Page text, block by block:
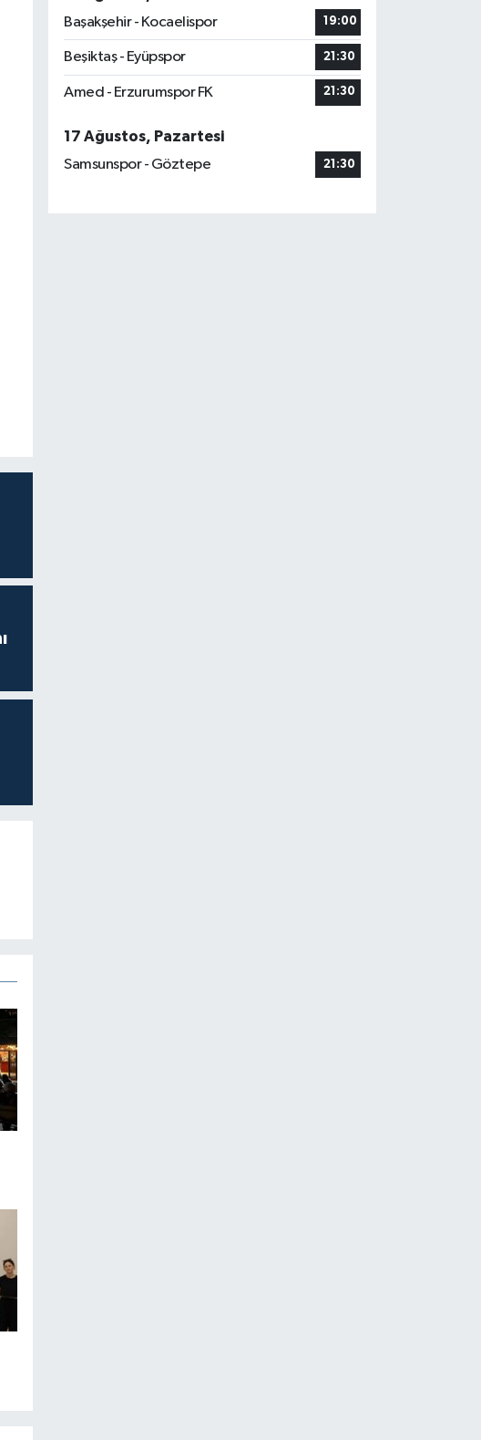
Başakşehir - Kocaelispor
19:00
Beşiktaş - Eyüpspor 21:30
Amed - Erzurumspor FK 21:30
17 Ağustos, Pazartesi
Samsunspor - Göztepe
21:30